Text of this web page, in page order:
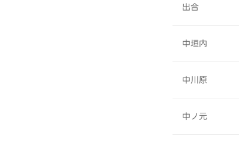
出合
中垣内
中川原
中ノ元